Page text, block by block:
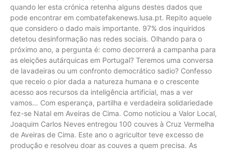
quando ler esta crónica retenha alguns destes dados que
pode encontrar em combatefakenews.lusa.pt. Repito aquele
que considero o dado mais importante. 97% dos inquiridos
detetou desinformação nas redes sociais. Olhando para o
próximo ano, a pergunta é: como decorrerá a campanha para
as eleições autárquicas em Portugal? Teremos uma conversa
de lavadeiras ou um confronto democrático sadio? Confesso
que receio o pior dada a natureza humana e o crescente
acesso aos recursos da inteligência artificial, mas a ver
vamos… Com esperança, partilha e verdadeira solidariedade
fez-se Natal em Aveiras de Cima. Como noticiou a Valor Local,
Joaquim Carlos Neves entregou 100 couves à Cruz Vermelha
de Aveiras de Cima. Este ano o agricultor teve excesso de
produção e resolveu doar as couves a quem precisa. As